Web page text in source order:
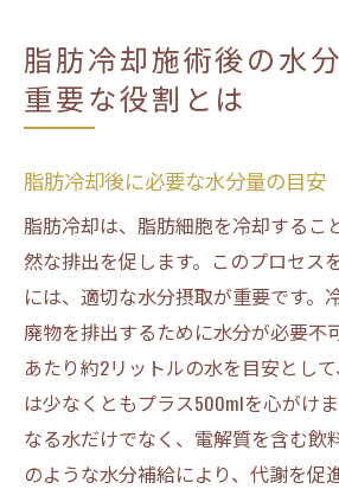
脂肪冷却施術後の水
重要な役割とは
脂肪冷却後に必要な水分量の目安
脂肪冷却は、脂肪細胞を冷却するこ
然な排出を促します。このプロセス
には、適切な水分摂取が重要です。
廃物を排出するために水分が必要不
あたり約2リットルの水を目安とし
は少なくともプラス500mlを心がけ
なる水だけでなく、電解質を含む飲
のような水分補給により、代謝を促